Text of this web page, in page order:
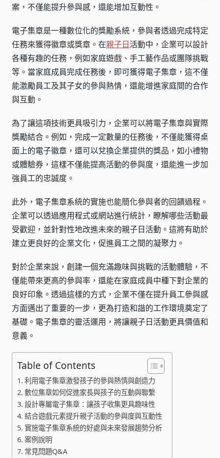
案，不僅能提升參與感，還能增加互動性。
電子集章是一種數位化的獎勵系統，參與者透過完成特定
任務來獲得徽章或獎章。在親子日活動中，企業可以設計
各種有趣的任務，例如家庭遊戲、手工藝作品或團隊挑戰
等。當家庭成員完成任務後，即可獲得電子集章，這不僅
能激勵員工及其子女的參與熱情，還能增進家庭間的合作
與互動。
為了讓這項技術更具吸引力，企業可以將電子集章與實際
獎勵結合。例如，完成一定數量的任務後，不僅能獲得桌
面上的電子徽章，還可以兌換企業提供的獎品，如小禮物
或體驗券，這樣不僅能提高活動的參與度，還能進一步加
強員工的忠誠度。
此外，電子集章系統的實施也能簡化參與者的回饋過程。
企業可以透過應用程式或網站進行統計，瞭解哪些活動最
受歡迎，並針對性地改進未來的親子日活動。這將有助於
建立更良好的企業文化，促進員工之間的凝聚力。
對於企業來說，創建一個充滿趣味與挑戰的活動體驗，不
僅能帶來更高的參與率，還能在家庭成員中種下對企業的
良好印象。透過這樣的方式，企業不僅在提升員工參與感
方面邁出了重要的一步，更為打造和諧的工作環境奠定了
基礎。電子集章的靈活運用，將讓親子日活動更具價值和
意義。
Table of Contents
利用電子集章激發孩子的參與熱情與創造力
數位集章如何促進家長與孩子的互動與聯繫
設計專屬電子集章：讓孩子收集更具趣味性
結合遊戲元素提升親子活動的參與度與互動性
實施電子集章系統的好處與未來發展趨勢分析
案例說明
常見問題Q&A